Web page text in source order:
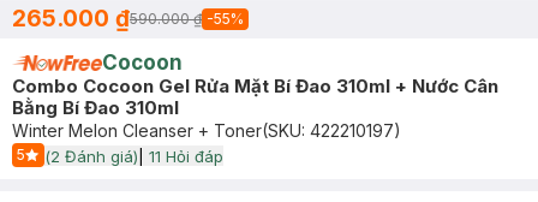
265.000 ₫590.000 ₫ -55%
Cocoon
Combo Cocoon Gel Rửa Mặt Bí Đao 310ml + Nước Cân
Bằng Bí Đao 310ml
Winter Melon Cleanser + Toner(SKU: 422210197)
5
Start Icon
(2 Đánh giá) 11 Hỏi đáp